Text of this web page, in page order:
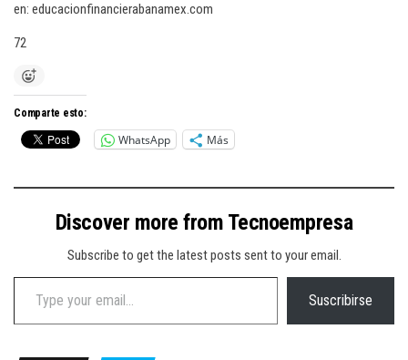
en: educacionfinancierabanamex.com
72
Comparte esto:
WhatsApp Más
Discover more from Tecnoempresa
Subscribe to get the latest posts sent to your email.
Type your email…
Suscribirse